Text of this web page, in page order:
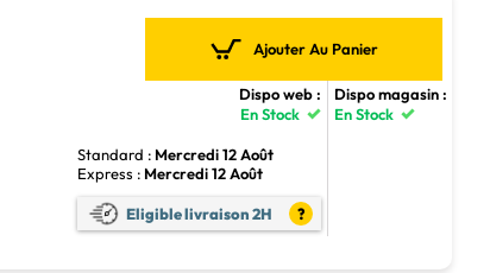
Ajouter Au Panier
Dispo web :
En Stock
Standard : Mercredi 12 Août
Express : Mercredi 12 Août
Eligible livraison 2H ?
Dispo magasin :
En Stock